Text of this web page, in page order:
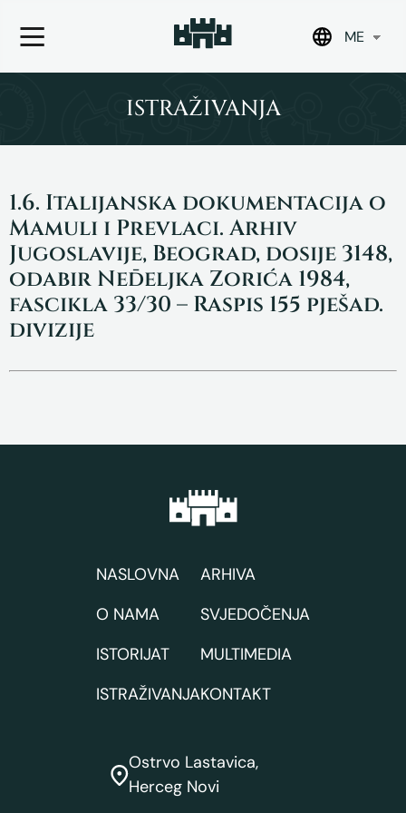
ME
ISTRAŽIVANJA
1.6. Italijanska dokumentacija o
Mamuli i Prevlaci. Arhiv
Jugoslavije, Beograd, dosije 3148,
odabir Neđeljka Zorića 1984,
fascikla 33/30 – Raspis 155 pješad.
divizije
NASLOVNA
O NAMA
ISTORIJAT
ISTRAŽIVANJA
ARHIVA
SVJEDOČENJA
MULTIMEDIA
KONTAKT
Ostrvo Lastavica,
Herceg Novi